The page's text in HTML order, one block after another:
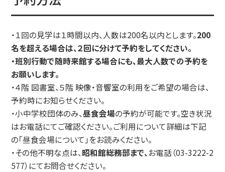
・１回の見学は１時間以内、人数は200名以内とします。200
名を超える場合は、２回に分けて予約をしてください。
・班別行動で随時来館する場合にも、最大人数での予約を
お願いします。
・４階 図書室、５階 映像・音響室の利用をご希望の場合は、
予約時にお知らせください。
・小中学校団体のみ、昼食会場の予約が可能です。空き状況
はお電話にてご確認ください。ご利用について詳細は下記
の「昼食会場について」をお読みください。
・その他不明な点は、昭和館総務部まで、お電話（03-3222-2
577）にてお問合せください。